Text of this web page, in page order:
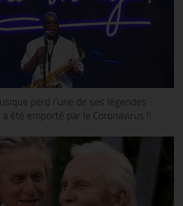
perd l’une de ses légendes :
été emporté par le Coronavirus !!